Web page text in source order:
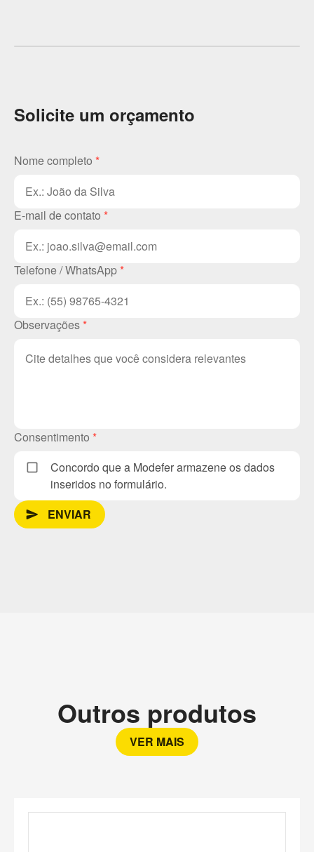
Solicite um orçamento
Nome completo *
E-mail de contato *
Telefone / WhatsApp *
Observações *
Consentimento *
Concordo que a Modefer armazene os dados
inseridos no formulário.
send_messageENVIAR
Outros produtos
VER MAIS